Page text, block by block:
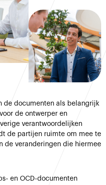
de documenten als belangrijk
de ontwerper en
verantwoordelijken
de partijen ruimte om mee te
de veranderingen die hiermee
en OCD-documenten